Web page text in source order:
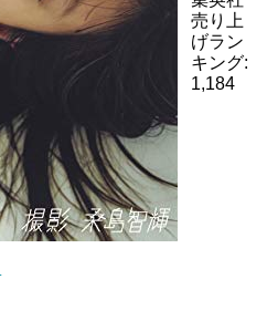
売り上
げラン
キング:
1,184